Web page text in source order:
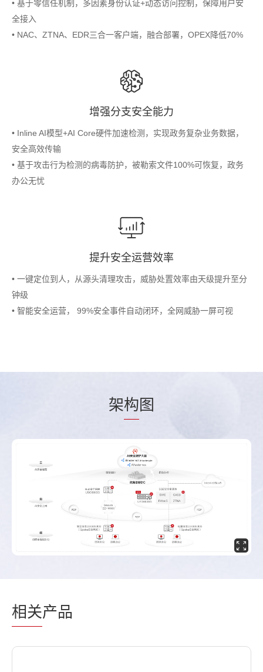
• 基于零信任机制，多因素身份认证+动态访问控制，保障用户安
全接入
• NAC、ZTNA、EDR三合一客户端，融合部署，OPEX降低70%
增强分支安全能力
• Inline AI模型+AI Core硬件加速检测，实现政务复杂业务数据，
安全高效传输
• 基于攻击行为检测的病毒防护，被勒索文件100%可恢复，政务
办公无忧
提升安全运营效率
• 一键定位到人，从源头清理攻击，威胁处置效率由天级提升至分
钟级
• 智能安全运营， 99%安全事件自动闭环，全网威胁一屏可视
架构图
相关产品